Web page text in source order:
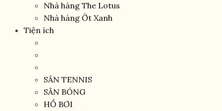
Nhà hàng The Lotus
Nhà hàng Ớt Xanh
Tiện ích
SÂN TENNIS
SÂN BÓNG
HỒ BƠI